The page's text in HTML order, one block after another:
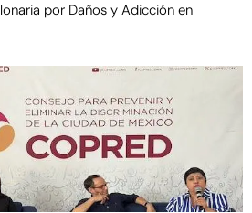
por Daños y Adicción en